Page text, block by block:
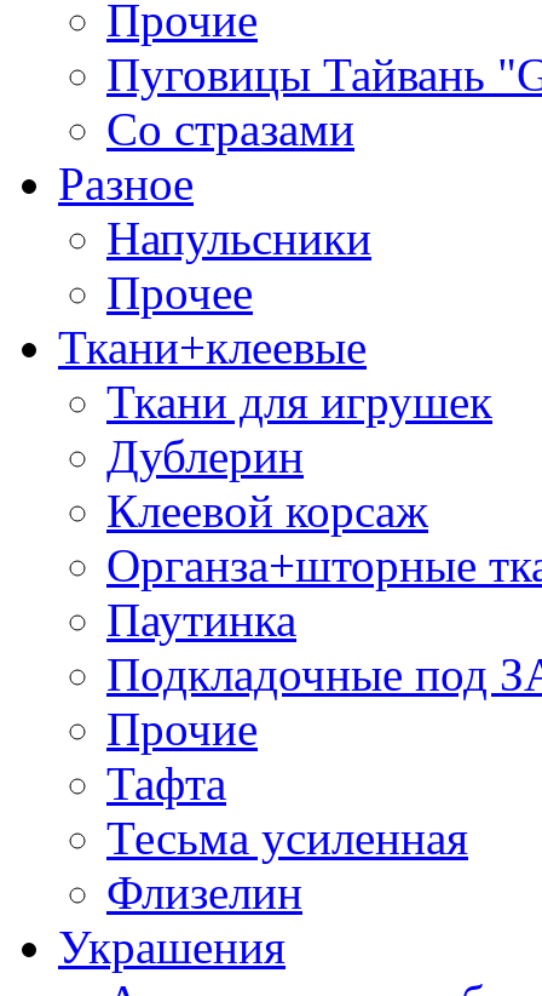
Прочие
Пуговицы Тайвань
Со стразами
Разное
Напульсники
Прочее
Ткани+клеевые
Ткани для игрушек
Дублерин
Клеевой корсаж
Органза+шторные
Паутинка
Подкладочные под
Прочие
Тафта
Тесьма усиленная
Флизелин
Украшения